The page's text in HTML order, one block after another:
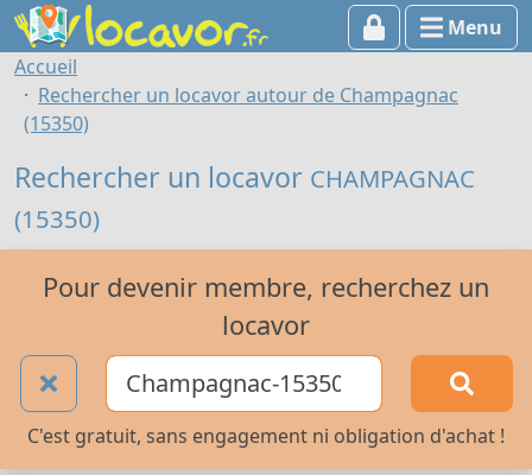
Menu
Accueil
Rechercher un locavor autour de Champagnac
(15350)
Rechercher un locavor CHAMPAGNAC
(15350)
Pour devenir membre, recherchez un
locavor
C'est gratuit, sans engagement ni obligation d'achat !